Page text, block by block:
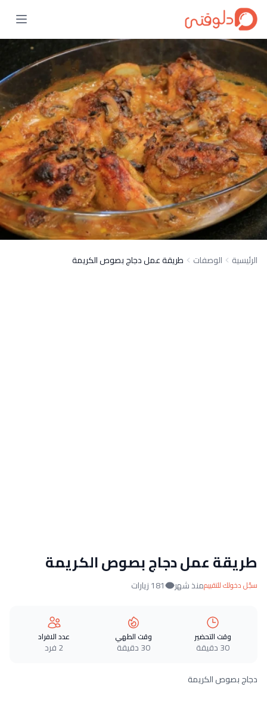
الرئيسية الوصفات طريقة عمل دجاج بصوص الكريمة
طريقة عمل دجاج بصوص الكريمة
سجّل دخولك للتقييممنذ شهر 181 زيارات
وقت التحضير
30 دقيقة
وقت الطهي
30 دقيقة
عدد الافراد
2 فرد
دجاج بصوص الكريمة